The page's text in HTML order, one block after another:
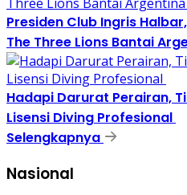
Presiden Club Ingris
The Three Lions Bantai
Hadapi Darurat Perairan,
Lisensi Diving Profesional
Selengkapnya
Nasional